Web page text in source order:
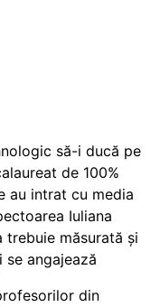
să-i ducă pe
de 100%
au intrat cu media
Iuliana
trebuie măsurată și
angajează
din